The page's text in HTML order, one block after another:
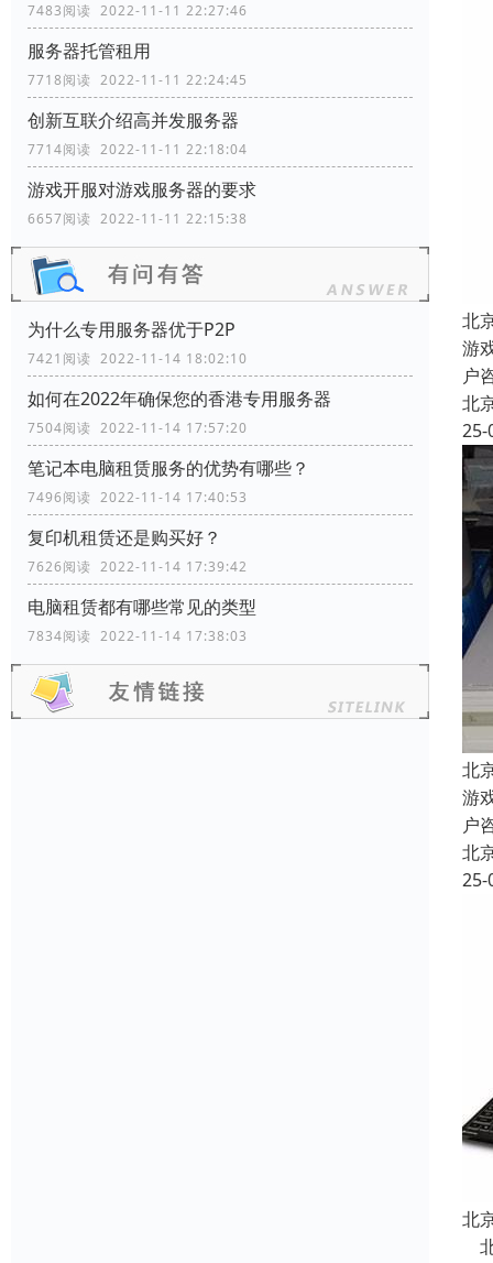
7483阅读 2022-11-11 22:27:46
服务器托管租用
7718阅读 2022-11-11 22:24:45
创新互联介绍高并发服务器
7714阅读 2022-11-11 22:18:04
游戏开服对游戏服务器的要求
6657阅读 2022-11-11 22:15:38
为什么专用服务器优于P2P
7421阅读 2022-11-14 18:02:10
如何在2022年确保您的香港专用服务器
7504阅读 2022-11-14 17:57:20
笔记本电脑租赁服务的优势有哪些？
7496阅读 2022-11-14 17:40:53
复印机租赁还是购买好？
7626阅读 2022-11-14 17:39:42
电脑租赁都有哪些常见的类型
7834阅读 2022-11-14 17:38:03
北
游
户
北
25-
北
游
户
北
25-
北